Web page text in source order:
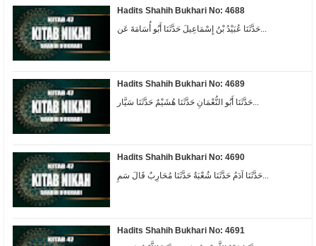
Hadits Shahih Bukhari No: 4688
حَدَّثَنَا عُبَيْدُ بْنُ إِسْمَاعِيلَ حَدَّثَنَا أَبُو أُسَامَةَ عَن...
Hadits Shahih Bukhari No: 4689
حَدَّثَنَا أَبُو النُّعْمَانِ حَدَّثَنَا هُشَيْمٌ حَدَّثَنَا سَيَّار...
Hadits Shahih Bukhari No: 4690
Hadits Shahih Bukhari No: 4691